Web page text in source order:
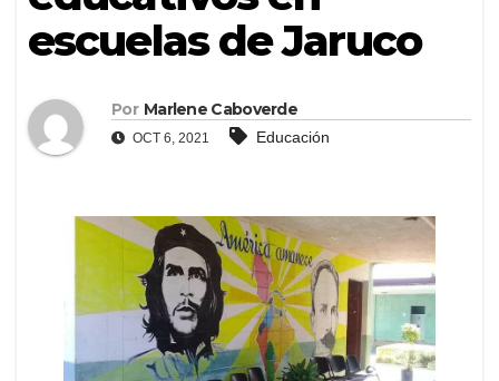
escuelas de Jaruco
Por Marlene Caboverde
OCT 6, 2021 Educación